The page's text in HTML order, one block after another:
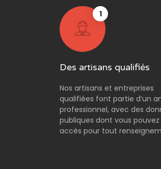
1
Des artisans qualifiés
Nos artisans et entreprises
qualifiées font partie d’un
professionnel, avec des
publiques dont vous
accès pour tout